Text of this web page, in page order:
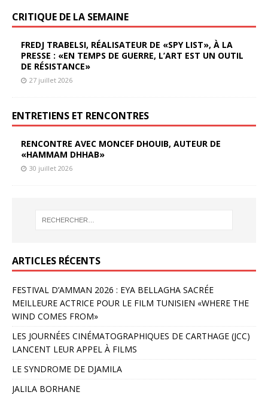
CRITIQUE DE LA SEMAINE
FREDJ TRABELSI, RÉALISATEUR DE «SPY LIST», À LA
PRESSE : «EN TEMPS DE GUERRE, L’ART EST UN OUTIL
DE RÉSISTANCE»
27 juillet 2026
ENTRETIENS ET RENCONTRES
RENCONTRE AVEC MONCEF DHOUIB, AUTEUR DE
«HAMMAM DHHAB»
30 juillet 2026
ARTICLES RÉCENTS
FESTIVAL D’AMMAN 2026 : EYA BELLAGHA SACRÉE
MEILLEURE ACTRICE POUR LE FILM TUNISIEN «WHERE THE
WIND COMES FROM»
LES JOURNÉES CINÉMATOGRAPHIQUES DE CARTHAGE (JCC)
LANCENT LEUR APPEL À FILMS
LE SYNDROME DE DJAMILA
JALILA BORHANE